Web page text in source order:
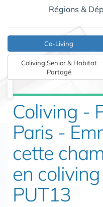
Régions &
Co-Living
Coliving Senior & Habitat
Partagé
Coliving -
Paris -
cette
en
PUT13